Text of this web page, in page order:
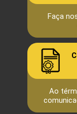
Faça
Ao